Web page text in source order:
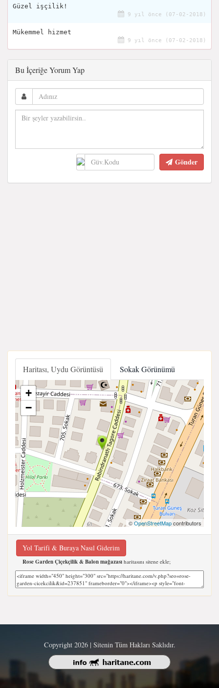
Güzel işçilik!
9 yıl önce (07-02-2018)
Mükemmel hizmet
9 yıl önce (07-02-2018)
Bu İçeriğe Yorum Yap
Gönder
Haritası, Uydu Görüntüsü Sokak Görünümü
+
−
©OpenStreetMapcontributors
Yol Tarifi & Buraya Nasıl Giderim
Rose Garden Çiçekçilik & Balon mağazası haritasını sitene ekle;
Copyright 2026 | Sitenin Tüm Hakları Saklıdır.